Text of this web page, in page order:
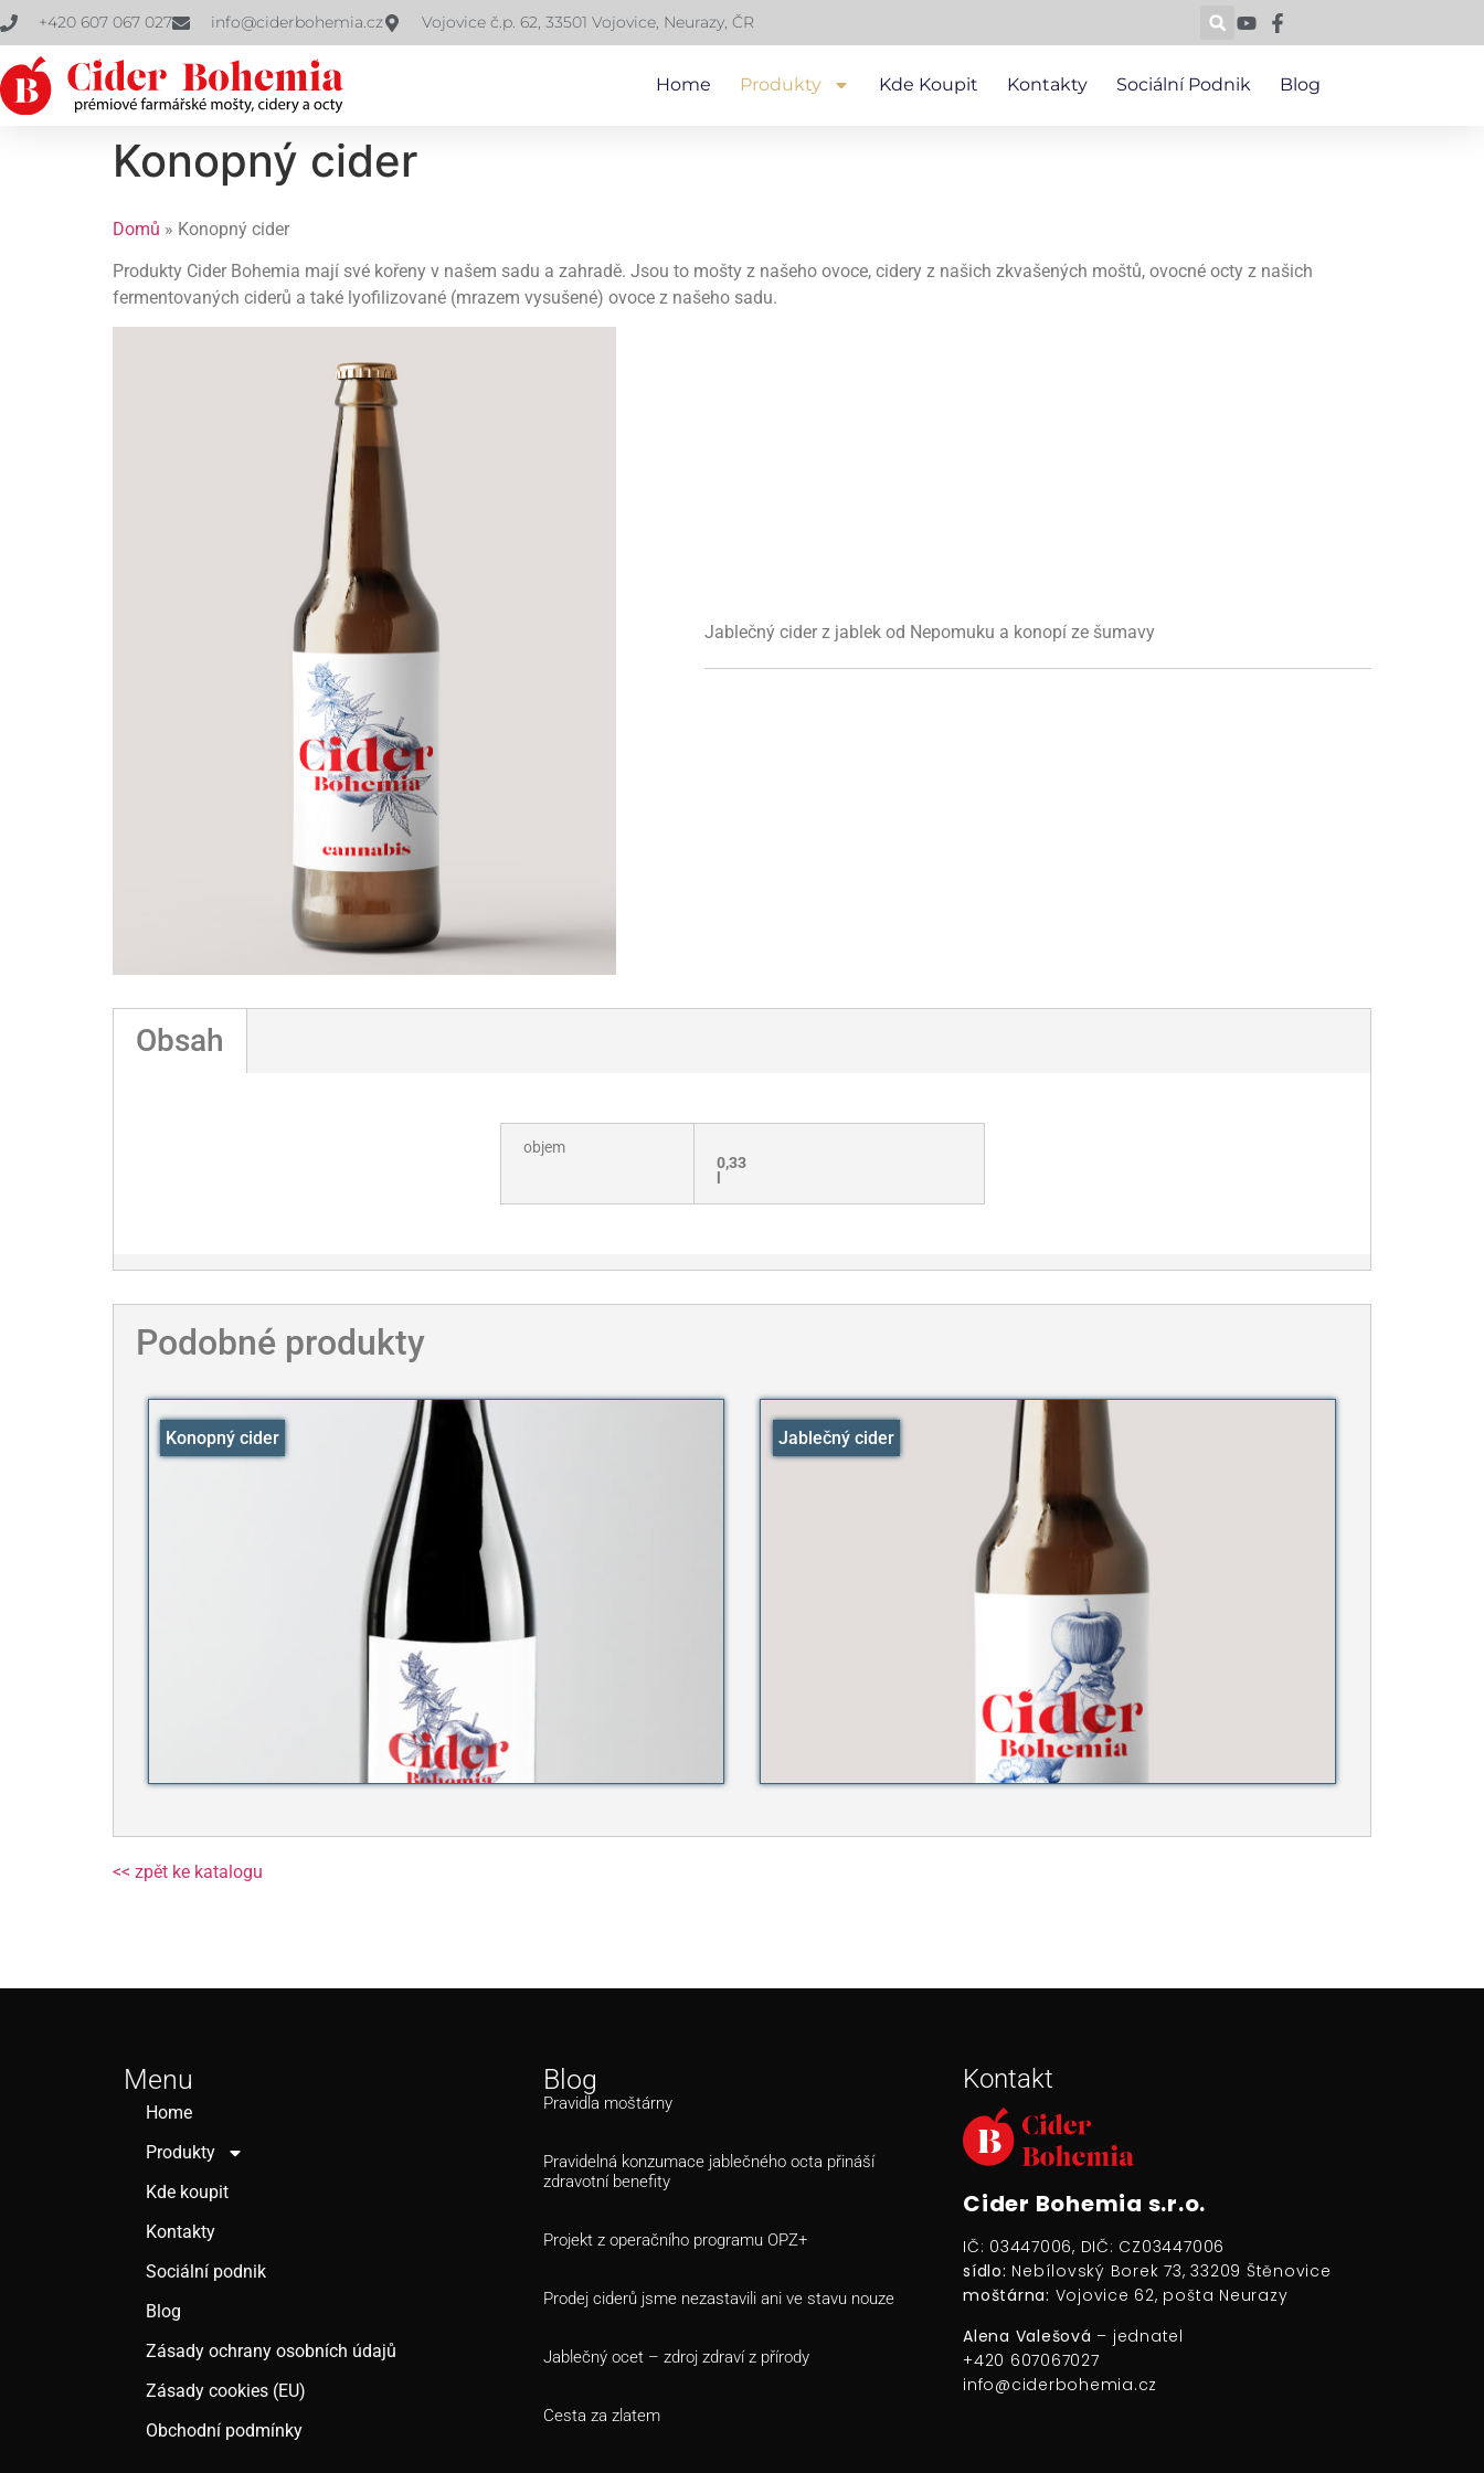
+420 607 067 027 info@ciderbohemia.cz Vojovice č.p. 62, 33501 Vojovice, Neurazy, ČR
Home Produkty Kde Koupit Kontakty Sociální Podnik Blog
Konopný cider
Domů » Konopný cider
Produkty Cider Bohemia mají své kořeny v našem sadu a zahradě. Jsou to mošty z našeho ovoce, cidery z našich zkvašených moštů, ovocné octy z našich
fermentovaných ciderů a také lyofilizované (mrazem vysušené) ovoce z našeho sadu.
Jablečný cider z jablek od Nepomuku a konopí ze šumavy
Obsah
objem
0,33
Podobné produkty
Konopný cider Jablečný cider
<< zpět ke katalogu
Menu
Home
Produkty
Kde koupit
Kontakty
Sociální podnik
Blog
Zásady ochrany osobních údajů
Zásady cookies (EU)
Obchodní podmínky
Blog
Pravidla moštárny
Pravidelná konzumace jablečného octa přináší
zdravotní benefity
Projekt z operačního programu OPZ+
Prodej ciderů jsme nezastavili ani ve stavu nouze
Jablečný ocet – zdroj zdraví z přírody
Cesta za zlatem
Kontakt
Cider Bohemia s.r.o.
IČ: 03447006, DIČ: CZ03447006
sídlo: Nebílovský Borek 73, 33209 Štěnovice
moštárna: Vojovice 62, pošta Neurazy
Alena Valešová – jednatel
+420 607067027
info@ciderbohemia.cz